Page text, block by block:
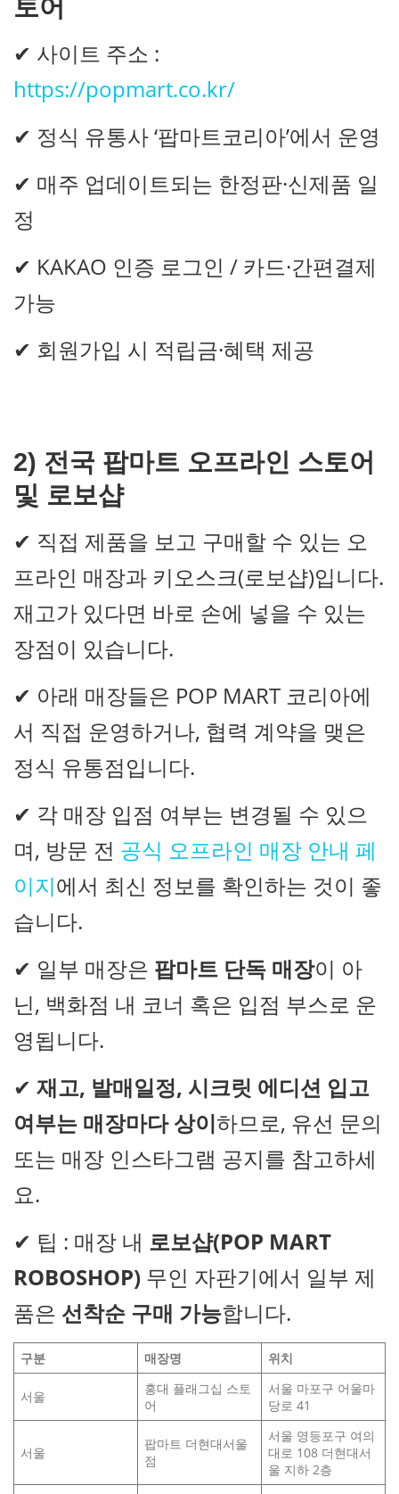
토어
✔ 사이트 주소 :
https://popmart.co.kr/
✔ 정식 유통사 ‘팝마트코리아’에서 운영
✔ 매주 업데이트되는 한정판·신제품 일
정
✔ KAKAO 인증 로그인 / 카드·간편결제
가능
✔ 회원가입 시 적립금·혜택 제공
2) 전국 팝마트 오프라인 스토어
및 로보샵
✔ 직접 제품을 보고 구매할 수 있는 오
프라인 매장과 키오스크(로보샵)입니다.
재고가 있다면 바로 손에 넣을 수 있는
장점이 있습니다.
✔ 아래 매장들은 POP MART 코리아에
서 직접 운영하거나, 협력 계약을 맺은
정식 유통점입니다.
✔ 각 매장 입점 여부는 변경될 수 있으
며, 방문 전 공식 오프라인 매장 안내 페
이지에서 최신 정보를 확인하는 것이 좋
습니다.
✔ 일부 매장은 팝마트 단독 매장이 아
닌, 백화점 내 코너 혹은 입점 부스로 운
영됩니다.
✔ 재고, 발매일정, 시크릿 에디션 입고
여부는 매장마다 상이하므로, 유선 문의
또는 매장 인스타그램 공지를 참고하세
요.
✔ 팁 : 매장 내 로보샵(POP MART
ROBOSHOP) 무인 자판기에서 일부 제
품은 선착순 구매 가능합니다.
구분 매장명 위치
서울
홍대 플래그십 스토
어
서울 마포구 어울마
당로 41
서울
팝마트 더현대서울
점
서울 영등포구 여의
대로 108 더현대서
울 지하 2층